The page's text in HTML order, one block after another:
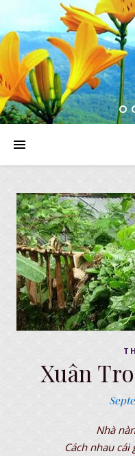
Xuân
Nhà
Cách nhau